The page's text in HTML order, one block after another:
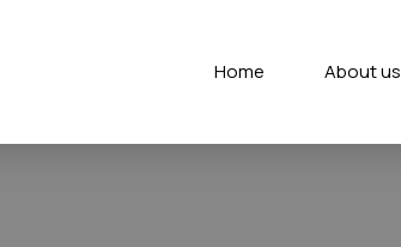
Home About us